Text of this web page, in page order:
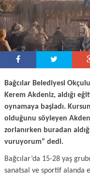
Bağcılar Belediyesi
Kerem Akdeniz, aldığı
oynamaya başladı.
olduğunu söyleyen
zorlanırken buradan
vuruyorum” dedi.
Bağcılar’da 15-28 yaş
sanatsal ve sportif alanda